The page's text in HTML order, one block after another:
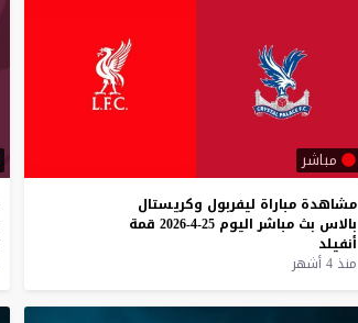
مباشر
مشاهدة مباراة ليفربول وكريستال
بالاس بث مباشر اليوم 25-4-2026
قمة
أنفيلد
منذ 4 أشهر